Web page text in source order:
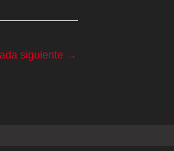
siguiente →